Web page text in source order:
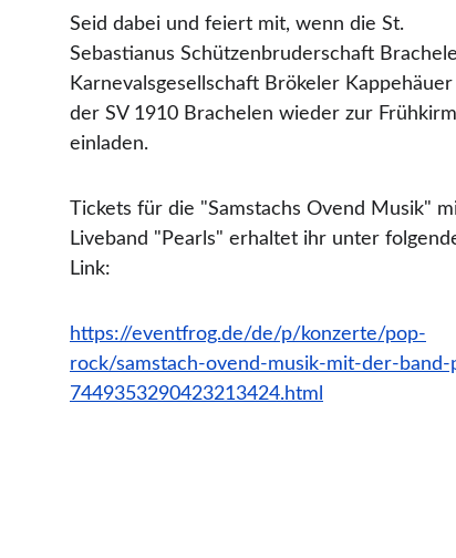
Seid dabei und feiert mit, wenn die St.
Sebastianus Schützenbruderschaft
Karnevalsgesellschaft Brökeler Kappehäuer
der SV 1910 Brachelen wieder zur
einladen.
Tickets für die "Samstachs Ovend Musik"
Liveband "Pearls" erhaltet ihr unter
Link:
https://eventfrog.de/de/p/konzerte/pop-
rock/samstach-ovend-musik-mit-der-band-
7449353290423213424.html